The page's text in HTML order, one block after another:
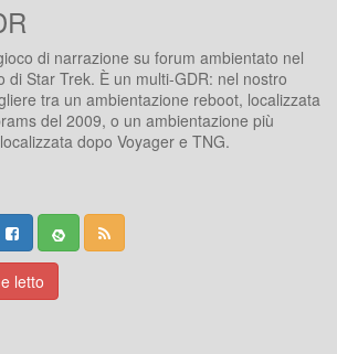
di narrazione su forum ambientato nel
di Star Trek. È un multi-GDR: nel nostro
tra un ambientazione reboot, localizzata
del 2009, o un ambientazione più
dopo Voyager e TNG.
letto